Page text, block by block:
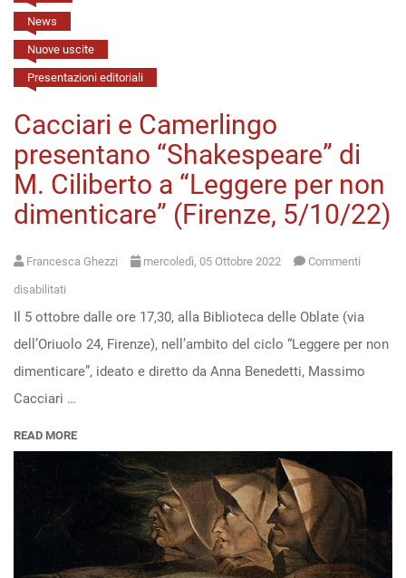
News
Nuove uscite
Presentazioni editoriali
Cacciari e Camerlingo
presentano “Shakespeare” di
M. Ciliberto a “Leggere per non
dimenticare” (Firenze, 5/10/22)
Francesca Ghezzi mercoledì, 05 Ottobre 2022 Commenti
disabilitati
Cacciari
e
Camerlingo
di
Ciliberto
“Leggere
Il 5 ottobre dalle ore 17,30, alla Biblioteca delle Oblate (via
dell’Oriuolo 24, Firenze), nell’ambito del ciclo “Leggere per non
dimenticare”, ideato e diretto da Anna Benedetti, Massimo
Cacciari …
READ MORE